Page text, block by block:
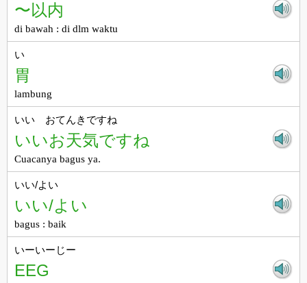
〜以内
di bawah : di dlm waktu
い
胃
lambung
いい おてんきですね
いいお天気ですね
Cuacanya bagus ya.
いい/よい
いい/よい
bagus : baik
いーいーじー
EEG